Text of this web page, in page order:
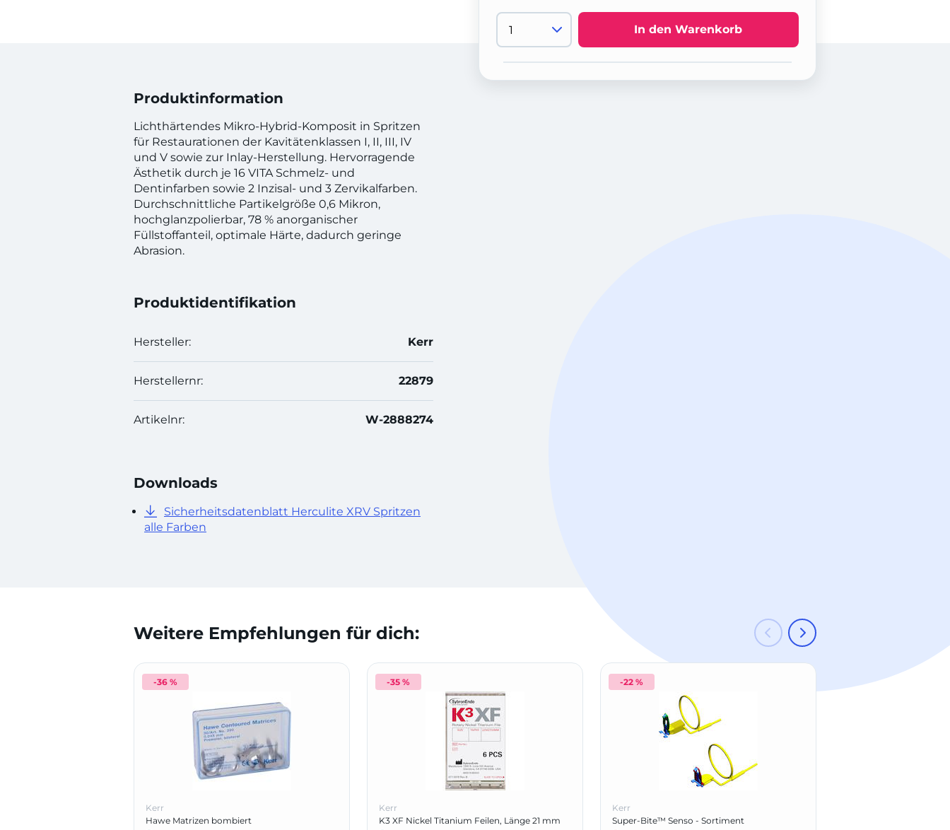
Produktinformation
Lichthärtendes Mikro-Hybrid-Komposit in Spritzen
für Restaurationen der Kavitätenklassen I, II, III, IV
und V sowie zur Inlay-Herstellung. Hervorragende
Ästhetik durch je 16 VITA Schmelz- und
Dentinfarben sowie 2 Inzisal- und 3 Zervikalfarben.
Durchschnittliche Partikelgröße 0,6 Mikron,
hochglanzpolierbar, 78 % anorganischer
Füllstoffanteil, optimale Härte, dadurch geringe
Abrasion.
Produktidentifikation
Hersteller: Kerr
Herstellernr: 22879
Artikelnr: W-2888274
Downloads
Sicherheitsdatenblatt Herculite XRV Spritzen
alle Farben
In den Warenkorb
Weitere Empfehlungen für dich:
-36 %
Kerr
Hawe Matrizen bombiert
-35 %
Kerr
K3 XF Nickel Titanium Feilen, Länge 21 mm
-22 %
Kerr
Super-Bite™ Senso - Sortiment
-45 %